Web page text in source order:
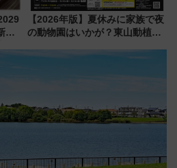
幹
【2026年版】夏休みに家族で夜
の動物園はいかが？東山動植物
ZOO」開催情報